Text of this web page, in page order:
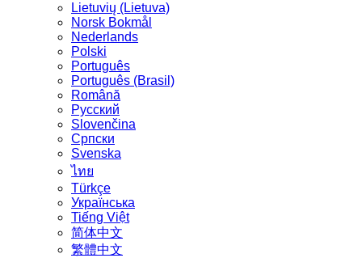
Lietuvių (Lietuva)
‪Norsk Bokmål‬
Nederlands
Polski
Português
Português (Brasil)
Română
Русский
Slovenčina
Српски
Svenska
ไทย
Türkçe
Українська
Tiếng Việt
简体中文
繁體中文